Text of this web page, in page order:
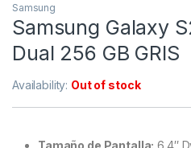
Samsung
Samsung Galaxy
Dual 256 GB GRIS
Availability: Out of stock
Tamaño de Pantalla: 6.4″